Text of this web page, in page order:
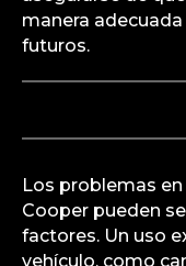
manera
futuros.
Los problemas
Cooper pueden
factores. Un uso
vehículo, como